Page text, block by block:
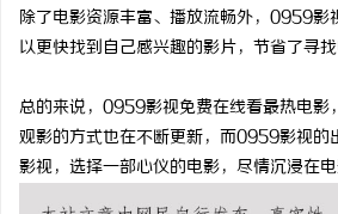
除了电影资源丰富、播放流畅外，0959影
以更快找到自己感兴趣的影片，节省了寻
总的来说，0959影视免费在线看最热电影
观影的方式也在不断更新，而0959影视
影视，选择一部心仪的电影，尽情沉浸在电